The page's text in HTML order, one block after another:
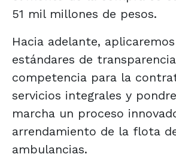
51 mil millones de pesos.
Hacia adelante,
estándares de
competencia para la
servicios integrales y
marcha un proceso
arrendamiento de la flota
ambulancias.